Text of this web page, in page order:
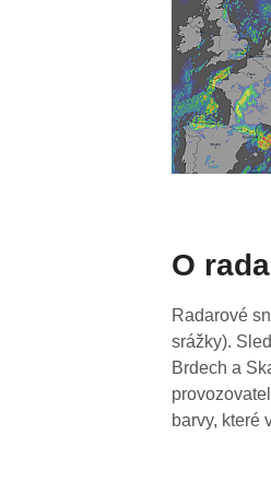
O
Radarové
srážky).
Brdech a
barvy, které